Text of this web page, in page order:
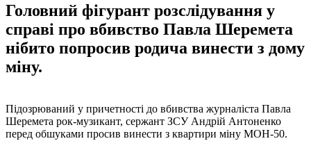
Головний фігурант розслідування у
справі про вбивство Павла Шеремета
нібито попросив родича винести з дому
міну.
Підозрюваний у причетності до вбивства журналіста Павла
Шеремета рок-музикант, сержант ЗСУ Андрій Антоненко
перед обшуками просив винести з квартири міну МОН-50.